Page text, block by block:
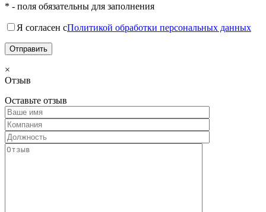
* - поля обязательны для заполнения
Я согласен сПолитикой обработки персональных данных
×
Отзыв
Оставьте отзыв